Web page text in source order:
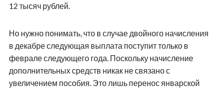
12 тысяч рублей.
Но нужно понимать, что в случае двойного начисления
в декабре следующая выплата поступит только в
феврале следующего года. Поскольку начисление
дополнительных средств никак не связано с
увеличением пособия. Это лишь перенос январской